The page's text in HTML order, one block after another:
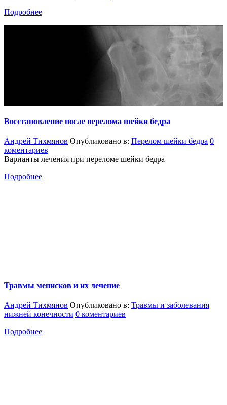
Подробнее
Восстановление после перелома шейки бедра
Андрей Тихмянов Опубликовано в: Перелом шейки бедра 0
коментариев
Варианты лечения при переломе шейки бедра
Подробнее
Травмы менисков и их лечение
Андрей Тихмянов Опубликовано в: Травмы и заболевания
нижней конечности 0 коментариев
Подробнее